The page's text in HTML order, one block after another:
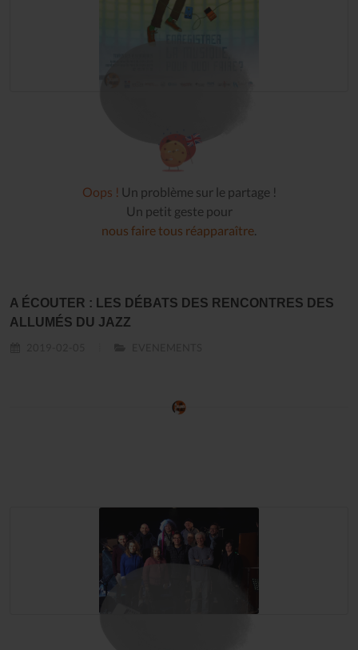
Oops ! Un problème sur le partage !
Un petit geste pour
nous faire tous réapparaître
A ÉCOUTER : LES DÉBATS DES RENCONTRES DES
ALLUMÉS DU JAZZ